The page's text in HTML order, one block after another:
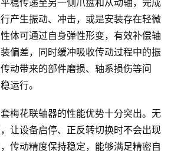
稳传递至另一侧爪盘和从动轴，完成
产生振动、冲击，或是安装存在轻微
体可通过自身弹性形变，有效补偿轴
偏差，同时缓冲吸收传动过程中的振
动带来的部件磨损、轴系损伤等问
运行。
梅花联轴器的性能优势十分突出。无
让设备启停、正反转切换时不会出现
传动精度保持稳定，能够满足精密自